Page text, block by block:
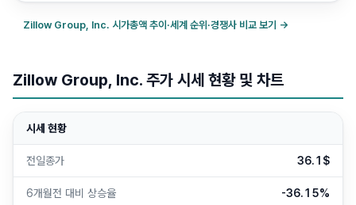
Zillow Group, Inc. 시가총액 추이·세계 순위·경쟁사 비교 보기 →
Zillow Group, Inc. 주가 시세 현황 및 차트
시세 현황
전일종가 36.1$
6개월전 대비 상승율 -36.15%